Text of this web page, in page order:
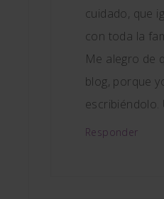
cuidado, que
con toda la
Me alegro de
blog, porque
escribiéndolo.
Responder